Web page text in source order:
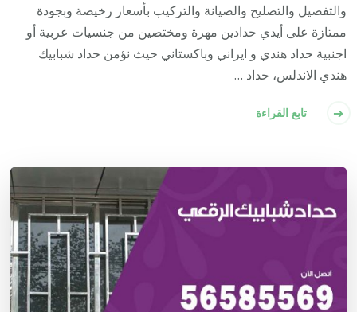
والتفصيل والتصليح والصيانة والتركيب بأسعار رخيصة وبجودة
ممتازة على أيدي حدادين مهرة ومختصين من جنسيات عربية أو
اجنبية حداد هندي و ايراني وباكستاني حيث نؤمن حداد شبابيك
هندي الاندلس، حداد …
تابع القراءة